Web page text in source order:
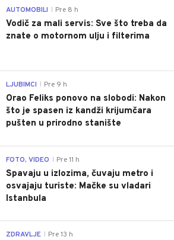
AUTOMOBILI Pre 8 h
Vodič za mali servis: Sve što treba da
znate o motornom ulju i filterima
LJUBIMCI Pre 9 h
Orao Feliks ponovo na slobodi: Nakon
što je spasen iz kandži krijumčara
pušten u prirodno stanište
FOTO, VIDEO Pre 11 h
Spavaju u izlozima, čuvaju metro i
osvajaju turiste: Mačke su vladari
Istanbula
ZDRAVLJE Pre 13 h